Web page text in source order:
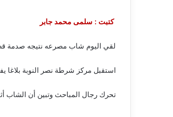
كتبت : سلمى محمد جابر
لقي اليوم شاب مصرعه نتيجه صدمة
استقبل مركز شرطة نصر النوبة بلاغا يفيد بمصرع شاب ٢٧ سنة
تحرك رجال المباحث وتبين أن الشاب